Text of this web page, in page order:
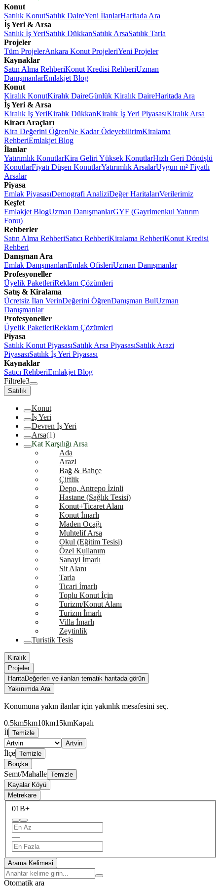
Konut
Satılık KonutSatılık DaireYeni İlanlarHaritada Ara
İş Yeri & Arsa
Satılık İş YeriSatılık DükkanSatılık ArsaSatılık Tarla
Projeler
Tüm ProjelerAnkara Konut ProjeleriYeni Projeler
Kaynaklar
Satın Alma RehberiKonut Kredisi RehberiUzman
DanışmanlarEmlakjet Blog
Konut
Kiralık KonutKiralık DaireGünlük Kiralık DaireHaritada Ara
İş Yeri & Arsa
Kiralık İş YeriKiralık DükkanKiralık İş Yeri PiyasasıKiralık Arsa
Kiracı Araçları
Kira Değerini ÖğrenNe Kadar ÖdeyebilirimKiralama
RehberiEmlakjet Blog
İlanlar
Yatırımlık KonutlarKira Geliri Yüksek KonutlarHızlı Geri Dönüşlü
KonutlarFiyatı Düşen KonutlarYatırımlık ArsalarUygun m² Fiyatlı
Arsalar
Piyasa
Emlak PiyasasıDemografi AnaliziDeğer HaritalarıVerilerimiz
Keşfet
Emlakjet BlogUzman DanışmanlarGYF (Gayrimenkul Yatırım
Fonu)
Rehberler
Satın Alma RehberiSatıcı RehberiKiralama RehberiKonut Kredisi
Rehberi
Danışman Ara
Emlak DanışmanlarıEmlak OfisleriUzman Danışmanlar
Profesyoneller
Üyelik PaketleriReklam Çözümleri
Satış & Kiralama
Ücretsiz İlan VerinDeğerini ÖğrenDanışman BulUzman
Danışmanlar
Profesyoneller
Üyelik PaketleriReklam Çözümleri
Piyasa
Satılık Konut PiyasasıSatılık Arsa PiyasasıSatılık Arazi
PiyasasıSatılık İş Yeri Piyasası
Kaynaklar
Satıcı RehberiEmlakjet Blog
Filtrele3
Satılık
Konut
İş Yeri
Devren İş Yeri
Arsa(1)
Kat Karşılığı Arsa
Ada
Arazi
Bağ & Bahçe
Çiftlik
Depo, Antrepo İzinli
Hastane (Sağlık Tesisi)
Konut+Ticaret Alanı
Konut İmarlı
Maden Ocağı
Muhtelif Arsa
Okul (Eğitim Tesisi)
Özel Kullanım
Sanayi İmarlı
Sit Alanı
Tarla
Ticari İmarlı
Toplu Konut İçin
Turizm/Konut Alanı
Turizm İmarlı
Villa İmarlı
Zeytinlik
Turistik Tesis
Kiralık
Projeler
HaritaDeğerleri ve ilanları tematik haritada görün
Yakınımda Ara
Konumuna yakın ilanlar için yakınlık mesafesini seç.
0.5km5km10km15kmKapalı
İl Temizle
Artvin
İlçe Temizle
Borçka
Semt/Mahalle Temizle
Kayalar Köyü
Metrekare
01B+
—
Arama Kelimesi
Otomatik ara